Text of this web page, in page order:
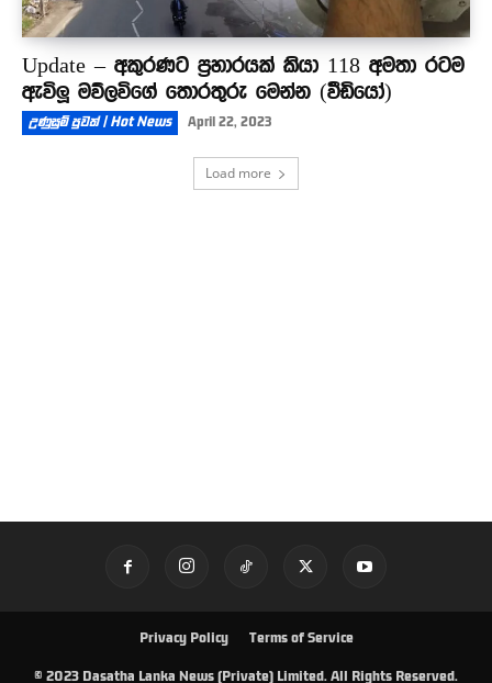
Update – අකුරණට ප්‍රහාරයක් කියා 118 අමතා රටම
ඇවිලූ මව්ලවිගේ තොරතුරු මෙන්න (වීඩියෝ)
උණුසුම් පුවත් | Hot News April 22, 2023
Load more
Privacy Policy Terms of Service
© 2023 Dasatha Lanka News (Private) Limited. All Rights Reserved.